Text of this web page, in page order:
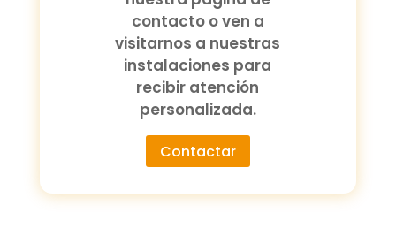
contacto o ven a
visitarnos a nuestras
instalaciones para
recibir atención
personalizada.
Contactar